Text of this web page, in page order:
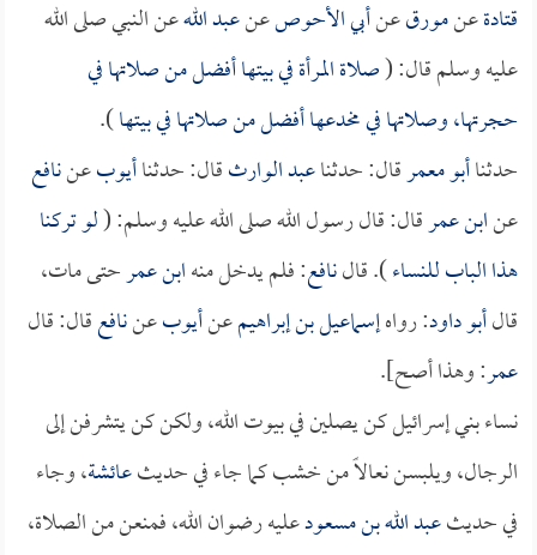
قتادةعنمورقعنأبي الأحوصعنعبد اللهعن النبي صلى الله
عليه وسلم قال: (صلاة المرأة في بيتها أفضل من صلاتها في
حجرتها، وصلاتها في مخدعها أفضل من صلاتها في بيتها).
حدثناأبو معمرقال: حدثناعبد الوارثقال: حدثناأيوبعننافع
عنابن عمرقال: قال رسول الله صلى الله عليه وسلم: (لو تركنا
هذا الباب للنساء). قالنافع: فلم يدخل منهابن عمرحتى مات،
قالأبو داود: رواهإسماعيل بن إبراهيمعنأيوبعننافعقال: قال
عمر: وهذا أصح].
نساء بني إسرائيل كن يصلين في بيوت الله، ولكن كن يتشرفن إلى
الرجال، ويلبسن نعالاً من خشب كما جاء في حديثعائشة، وجاء
في حديثعبد الله بن مسعودعليه رضوان الله، فمنعن من الصلاة،